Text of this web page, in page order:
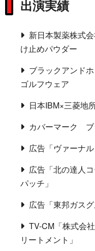
出演実績
新日本製薬株式
け止めパウダー
ブラックアンド
ゴルフウェア
日本IBM×三菱地
カバーマーク ブ
広告「ヴァーナ
広告「北の達人
パッチ」
広告「東邦ガス
TV-CM「株式会
リートメント」